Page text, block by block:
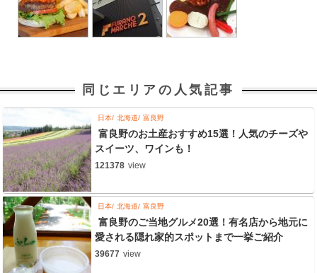
同じエリアの人気記事
日本 北海道 富良野
富良野のお土産おすすめ15選！人気のチーズや
スイーツ、ワインも！
121378 view
日本 北海道 富良野
富良野のご当地グルメ20選！有名店から地元に
愛される隠れ家的スポットまで一挙ご紹介
39677 view